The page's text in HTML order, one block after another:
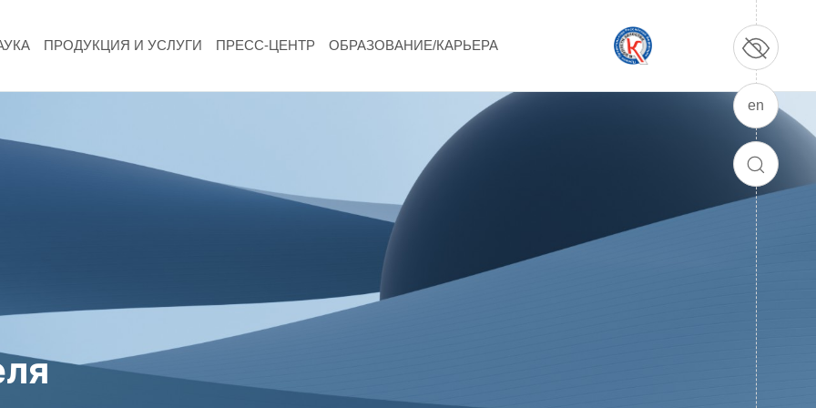
ПРОДУКЦИЯ И УСЛУГИ ПРЕСС-ЦЕНТР ОБРАЗОВАНИЕ/КАРЬЕРА
НАУКА
Фундаментальные и прикладные
Космическая защита Земли
Забабахинские научные чтения
Семинар «Радиационная физика металлов
ПРОДУКЦИЯ И УСЛУГИ
ДПО и ПО (Дополнительное
профессиональное образование и
профессиональное обучение)
Лазерные технологии
Каталог гражданской продукции
en